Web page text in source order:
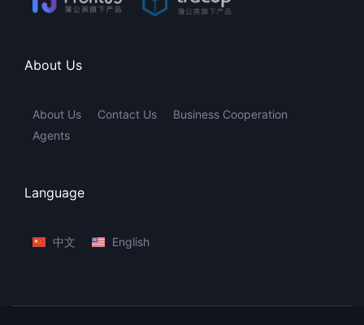
About Us
About Us Contact Us
Business Cooperation
Agents
Language
中文 English